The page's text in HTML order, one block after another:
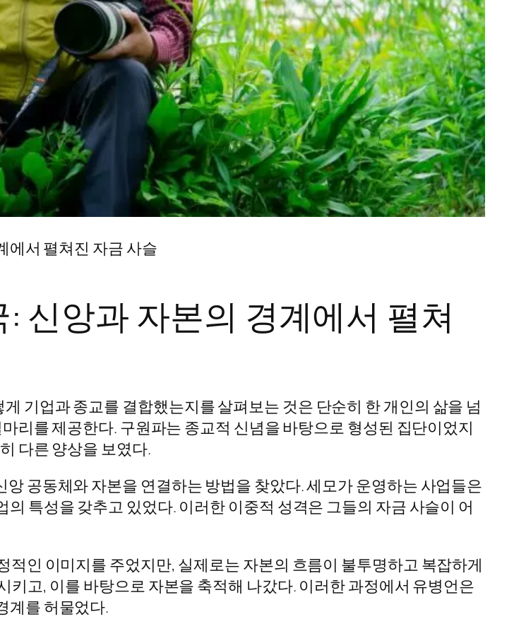
에서 펼쳐진 자금 사슬
신앙과 자본의 경계에서 펼쳐
기업과 종교를 결합했는지를 살펴보는 것은 단순히 한 개인의 삶을 넘
리를 제공한다. 구원파는 종교적 신념을 바탕으로 형성된 집단이었지
다른 양상을 보였다.
공동체와 자본을 연결하는 방법을 찾았다. 세모가 운영하는 사업들은
특성을 갖추고 있었다. 이러한 이중적 성격은 그들의 자금 사슬이 어
인 이미지를 주었지만, 실제로는 자본의 흐름이 불투명하고 복잡하게
고, 이를 바탕으로 자본을 축적해 나갔다. 이러한 과정에서 유병언은
계를 허물었다.